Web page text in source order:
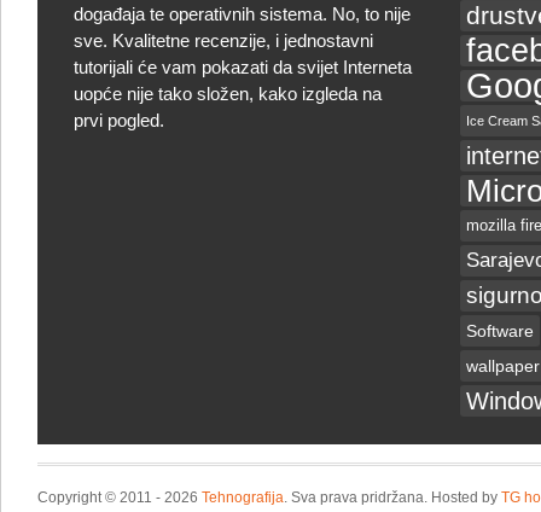
događaja te operativnih sistema. No, to nije
sve. Kvalitetne recenzije, i jednostavni
tutorijali će vam pokazati da svijet Interneta
uopće nije tako složen, kako izgleda na
prvi pogled.
Ice Cream
mozilla
Software
wallpaper
Copyright © 2011 - 2026 Tehnografija. Sva prava pridržana. Hosted by TG